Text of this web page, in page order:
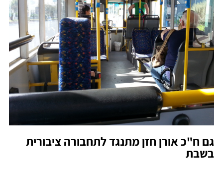
גם ח"כ אורן חזן מתנגד לתחבורה ציבורית
בשבת